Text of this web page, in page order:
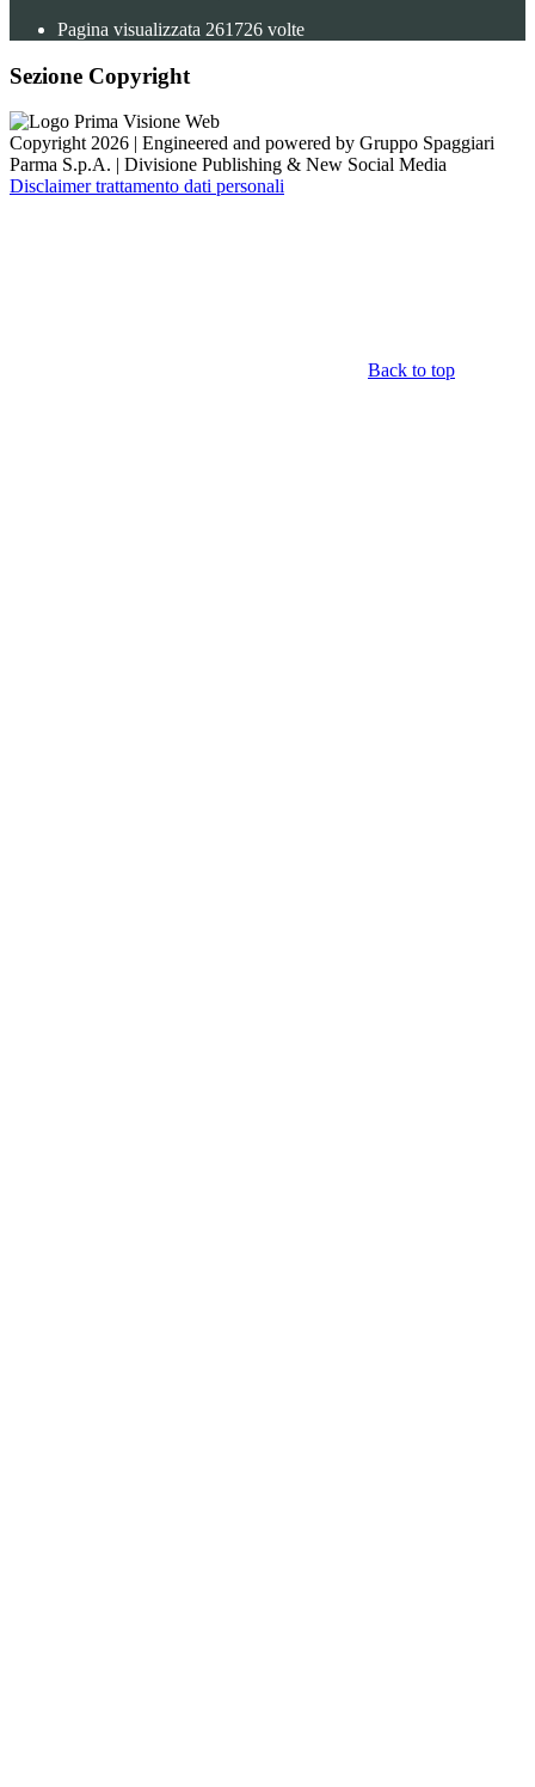
Pagina visualizzata 261726 volte
Sezione Copyright
Copyright 2026 | Engineered and powered by Gruppo Spaggiari
Parma S.p.A. | Divisione Publishing & New Social Media
Disclaimer trattamento dati personali
Back to top